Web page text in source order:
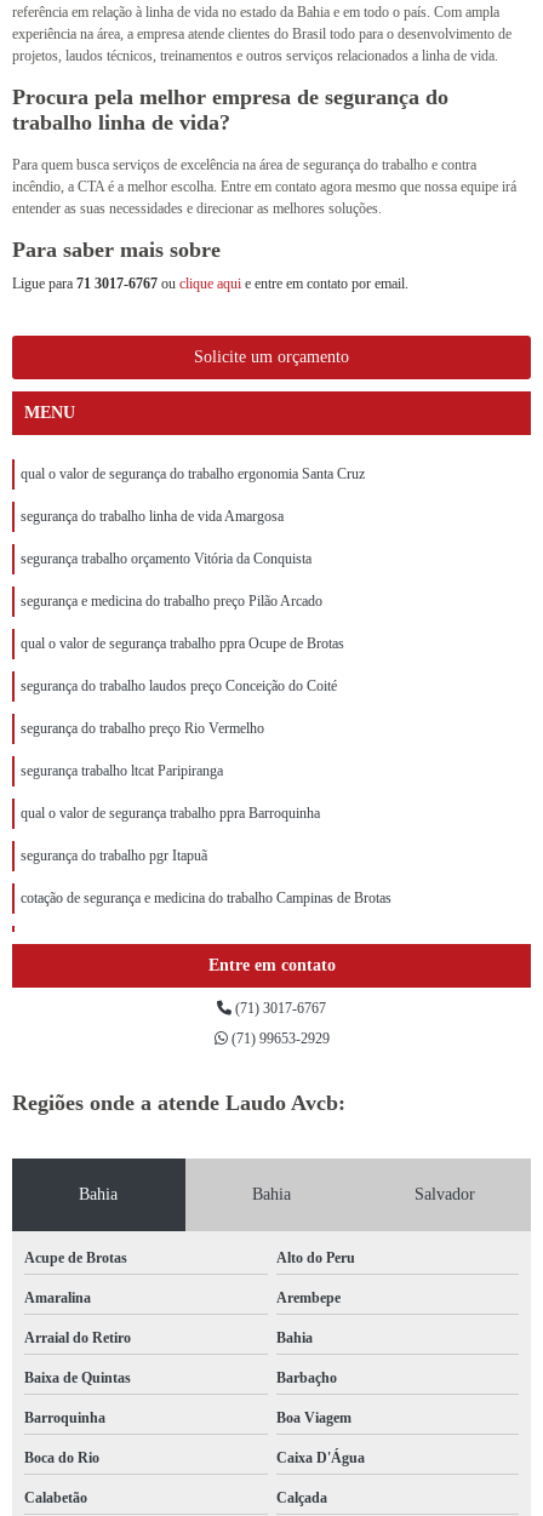
referência em relação à linha de vida no estado da Bahia e em todo o país. Com ampla
experiência na área, a empresa atende clientes do Brasil todo para o desenvolvimento de
projetos, laudos técnicos, treinamentos e outros serviços relacionados a linha de vida.
Procura pela melhor empresa de segurança do
trabalho linha de vida?
Para quem busca serviços de excelência na área de segurança do trabalho e contra
incêndio, a CTA é a melhor escolha. Entre em contato agora mesmo que nossa equipe irá
entender as suas necessidades e direcionar as melhores soluções.
Para saber mais sobre
Ligue para 71 3017-6767 ou clique aqui e entre em contato por email.
Solicite um orçamento
MENU
qual o valor de segurança do trabalho ergonomia Santa Cruz
segurança do trabalho linha de vida Amargosa
segurança trabalho orçamento Vitória da Conquista
segurança e medicina do trabalho preço Pilão Arcado
qual o valor de segurança trabalho ppra Ocupe de Brotas
segurança do trabalho laudos preço Conceição do Coité
segurança do trabalho preço Rio Vermelho
segurança trabalho ltcat Paripiranga
qual o valor de segurança trabalho ppra Barroquinha
segurança do trabalho pgr Itapuã
cotação de segurança e medicina do trabalho Campinas de Brotas
segurança e saúde do trabalho Lauro de Freitas
segurança do trabalho ergonomia orçamento Cruz das Almas
qual o valor de segurança e saúde do trabalho Amargosa
segurança do trabalho linha de vida orçamento São Caetqano
cotação de segurança trabalho ltcat Brotas
cotação de segurança do trabalho pgr Daniel Lisboa
Entre em contato
(71) 3017-6767
(71) 99653-2929
Regiões onde a atende Laudo Avcb:
Bahia Bahia Salvador
Acupe de Brotas Alto do Peru
Amaralina Arembepe
Arraial do Retiro Bahia
Baixa de Quintas Barbaçho
Barroquinha Boa Viagem
Boca do Rio Caixa D'Água
Calabetão Calçada